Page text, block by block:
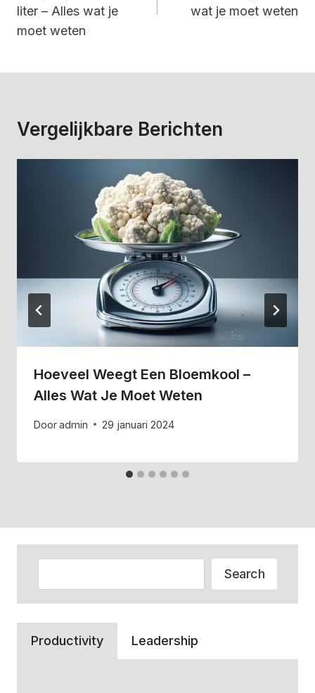
liter – Alles wat je
moet weten
wat je moet weten
Vergelijkbare Berichten
Hoeveel Weegt Een Bloemkool –
Alles Wat Je Moet Weten
Dooradmin 29 januari 2024
Search
Productivity Leadership